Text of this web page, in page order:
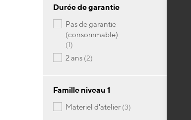
Durée de garantie
pas de garantie
(consommable)
1article
2 ans 2articles
Famille niveau 1
materiel d'atelier 3articles